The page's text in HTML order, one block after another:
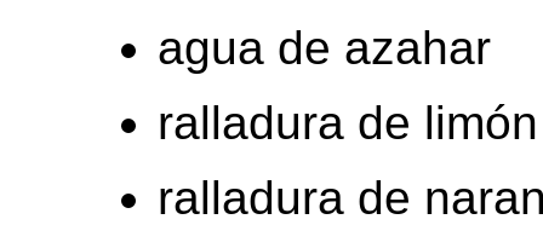
agua de azahar
ralladura de limón
ralladura de